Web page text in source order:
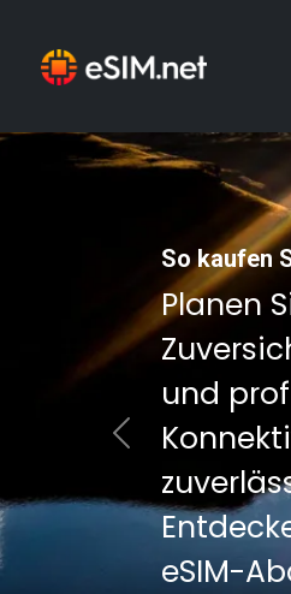
So kaufen
Planen
und
eSIM-
Previous